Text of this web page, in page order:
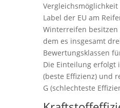
Label der EU am
Winterreifen besitzen
dem es insgesamt
Bewertungsklassen
Die Einteilung erfolgt
(beste Effizienz) und
G (schlechteste